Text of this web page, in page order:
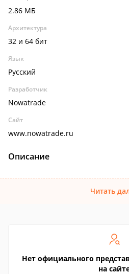
2.86 МБ
Архитектура
32 и 64 бит
Язык
Русский
Разработчик
Nowatrade
Сайт
www.nowatrade.ru
Описание
Читать
Нет официального
на